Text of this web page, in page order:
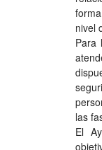
nivel
Para
las
El